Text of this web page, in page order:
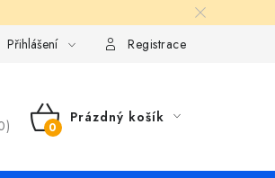
Přihlášení Registrace
NÁKUPNÍ
Prázdný košík